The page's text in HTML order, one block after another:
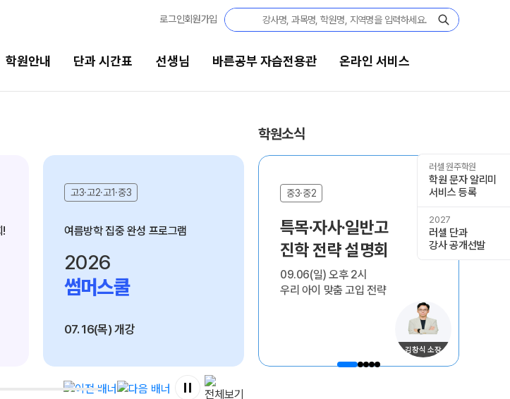
로그인회원가입
학원안내 단과 시간표 선생님 바른공부 자습전용관 온라인 서비스
현장 단과 선생님
선생님 커리큘럼
선생님
바른공부 자습전용관
바른공부 자습전용관
2027 윈터스쿨
메가X대성 더 프리미엄 모의고사
ALPHA 모의고사
재원생 온라인 서비스
러셀 원주학원
학원 문자 알리미
서비스 등록
2027
러셀 단과
강사 공개선발
고3·고2·고1·중3
여름방학 집중 완성 프로그램
2026
썸머스쿨
07. 16(목) 개강
학원소식
중3·중2
특목·자사·일반고
진학 전략 설명회
09.06(일) 오후 2시
우리 아이 맞춤 고입 전략
김창식 소장